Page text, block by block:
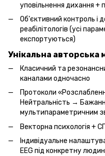
уповільнення дихання +
Об’єктивний контроль і
реабілітологів (усі
експортуються)
Унікальна
Класичний та
каналами одночасно
Протоколи
Нейтральність →
мультипараметричним
Векторна психологія +
Індивідуальне
EEG під конкретну